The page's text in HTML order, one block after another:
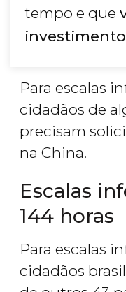
tempo e que
investimento
Para escalas
cidadãos de
precisam
na China.
Escalas
144 horas
Para escalas
cidadãos